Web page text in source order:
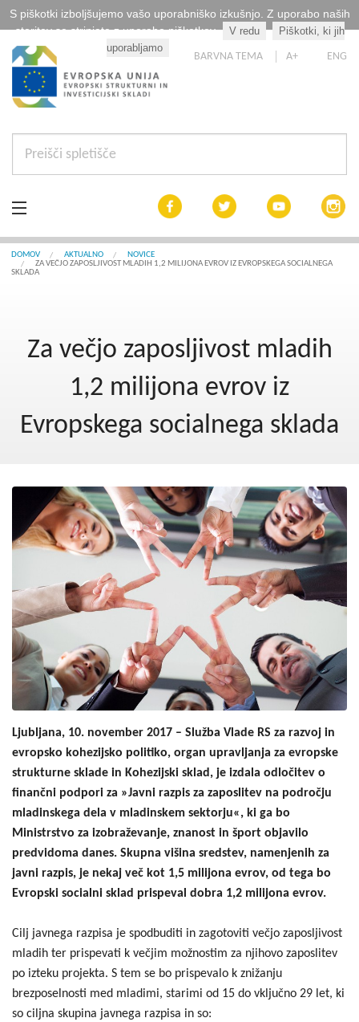
S piškotki izboljšujemo vašo uporabniško izkušnjo. Z uporabo naših
storitev se strinjate z uporabo piškotkov.
V redu
Piškotki, ki jih
uporabljamo
BARVNA TEMA A+ ENG
Aktualno
Kohezija do 2020
Seznam projektov
DOMOV AKTUALNO
NOVICE
ZA VEČJO ZAPOSLJIVOST MLADIH 1,2 MILIJONA EVROV IZ EVROPSKEGA SOCIALNEGA
SKLADA
Za večjo zaposljivost mladih
1,2 milijona evrov iz
Evropskega socialnega sklada
Ljubljana, 10. november 2017 – Služba Vlade RS za razvoj in
evropsko kohezijsko politiko, organ upravljanja za evropske
strukturne sklade in Kohezijski sklad, je izdala odločitev o
finančni podpori za »Javni razpis za zaposlitev na področju
mladinskega dela v mladinskem sektorju«, ki ga bo
Ministrstvo za izobraževanje, znanost in šport objavilo
predvidoma danes. Skupna višina sredstev, namenjenih za
javni razpis, je nekaj več kot 1,5 milijona evrov, od tega bo
Evropski socialni sklad prispeval dobra 1,2 milijona evrov.
Cilj javnega razpisa je spodbuditi in zagotoviti večjo zaposljivost
mladih ter prispevati k večjim možnostim za njihovo zaposlitev
po izteku projekta. S tem se bo prispevalo k znižanju
brezposelnosti med mladimi, starimi od 15 do vključno 29 let, ki
so ciljna skupina javnega razpisa in so: